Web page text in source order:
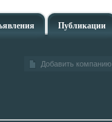
Публикации
Добавить компанию